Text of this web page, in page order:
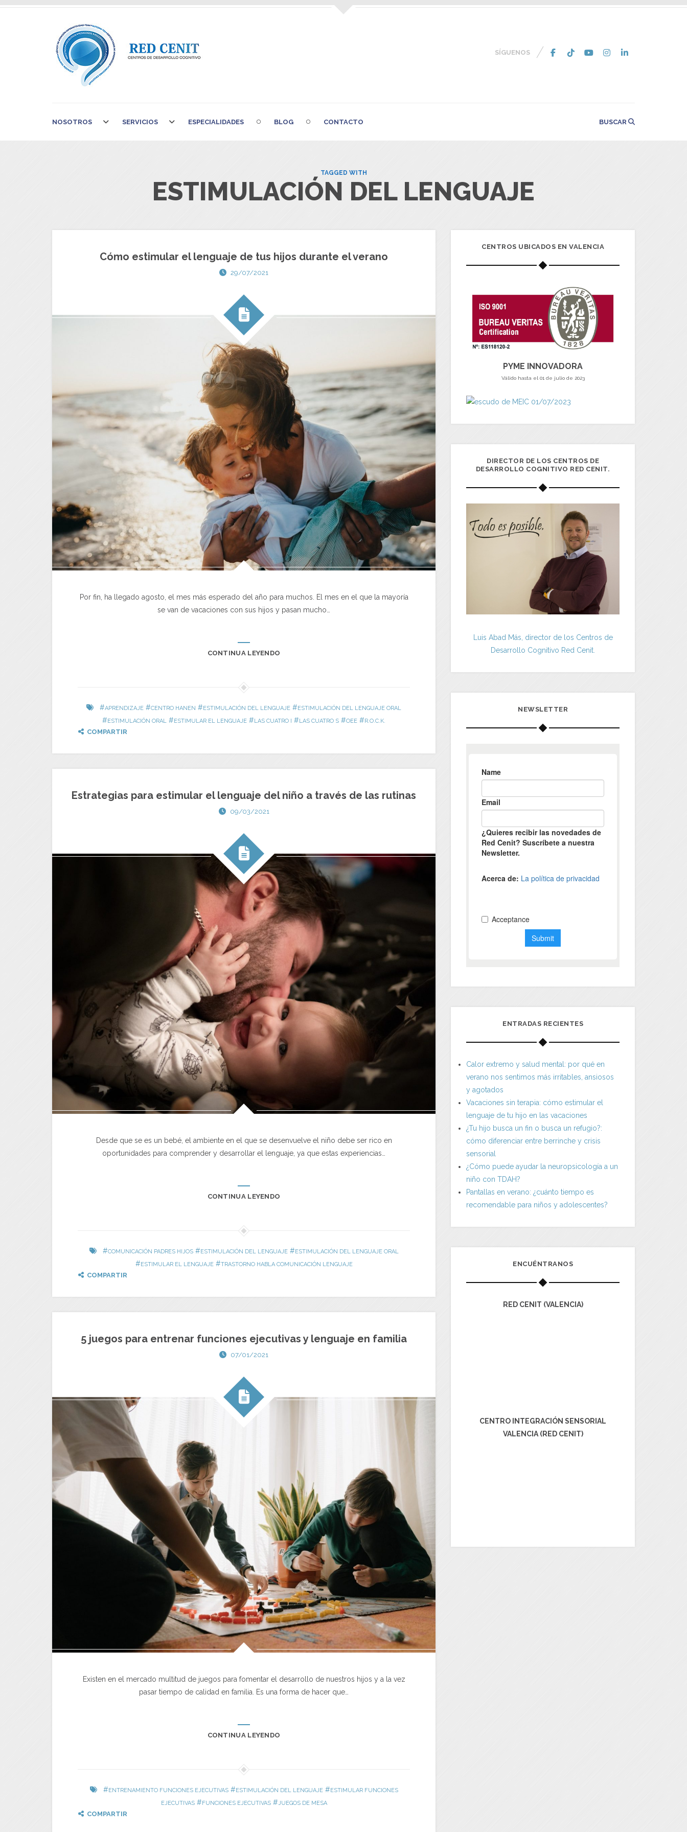
SÍGUENOS
NOSOTROS SERVICIOS ESPECIALIDADES BLOG CONTACTO BUSCAR
TAGGED WITH
ESTIMULACIÓN DEL LENGUAJE
Cómo estimular el lenguaje de tus hijos durante el verano
29/07/2021
Por fin, ha llegado agosto, el mes más esperado del año para muchos. El mes en el que la mayoría
se van de vacaciones con sus hijos y pasan mucho…
CONTINUA LEYENDO
#APRENDIZAJE #CENTRO HANEN #ESTIMULACIÓN DEL LENGUAJE #ESTIMULACIÓN DEL LENGUAJE ORAL
#ESTIMULACIÓN ORAL #ESTIMULAR EL LENGUAJE #LAS CUATRO I #LAS CUATRO S #OEE #R.O.C.K.
COMPARTIR
Estrategias para estimular el lenguaje del niño a través de las rutinas
09/03/2021
Desde que se es un bebé, el ambiente en el que se desenvuelve el niño debe ser rico en
oportunidades para comprender y desarrollar el lenguaje, ya que estas experiencias…
CONTINUA LEYENDO
#COMUNICACIÓN PADRES HIJOS# ESTIMULACIÓN DEL LENGUAJE# ESTIMULACIÓN DEL LENGUAJE ORAL
# ESTIMULAR EL LENGUAJE#TRASTORNO HABLA COMUNICACIÓN LENGUAJE
COMPARTIR
5 juegos para entrenar funciones ejecutivas y lenguaje en familia
07/01/2021
Existen en el mercado multitud de juegos para fomentar el desarrollo de nuestros hijos y a la vez
pasar tiempo de calidad en familia. Es una forma de hacer que…
CONTINUA LEYENDO
# ENTRENAMIENTO FUNCIONES EJECUTIVAS# ESTIMULACIÓN DEL LENGUAJE# ESTIMULAR FUNCIONES
EJECUTIVAS# FUNCIONES EJECUTIVAS#JUEGOS DE MESA
COMPARTIR
CENTROS UBICADOS EN VALENCIA
PYME INNOVADORA
Válido hasta el 01 de julio de 2023
DIRECTOR DE LOS CENTROS DE
DESARROLLO COGNITIVO RED CENIT.
Luis Abad Más, director de los Centros de
Desarrollo Cognitivo Red Cenit.
NEWSLETTER
ENTRADAS RECIENTES
Calor extremo y salud mental: por qué en
verano nos sentimos más irritables, ansiosos
y agotados
Vacaciones sin terapia: cómo estimular el
lenguaje de tu hijo en las vacaciones
¿Tu hijo busca un fin o busca un refugio?:
cómo diferenciar entre berrinche y crisis
sensorial
¿Cómo puede ayudar la neuropsicología a un
niño con TDAH?
Pantallas en verano: ¿cuánto tiempo es
recomendable para niños y adolescentes?
ENCUÉNTRANOS
RED CENIT (VALENCIA)
CENTRO INTEGRACIÓN SENSORIAL
VALENCIA (RED CENIT)